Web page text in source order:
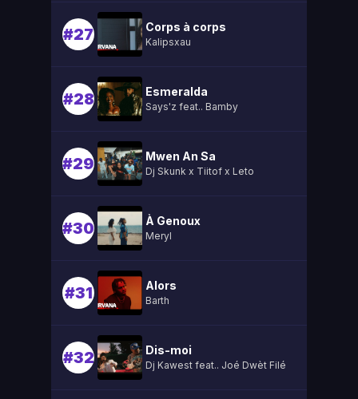
#27 Corps à corps
Kalipsxau
#28 Esmeralda
Says'z feat.. Bamby
#29 Mwen An Sa
Dj Skunk x Tiitof x Leto
#30 À Genoux
Meryl
#31 Alors
Barth
#32 Dis-moi
Dj Kawest feat.. Joé Dwèt Filé